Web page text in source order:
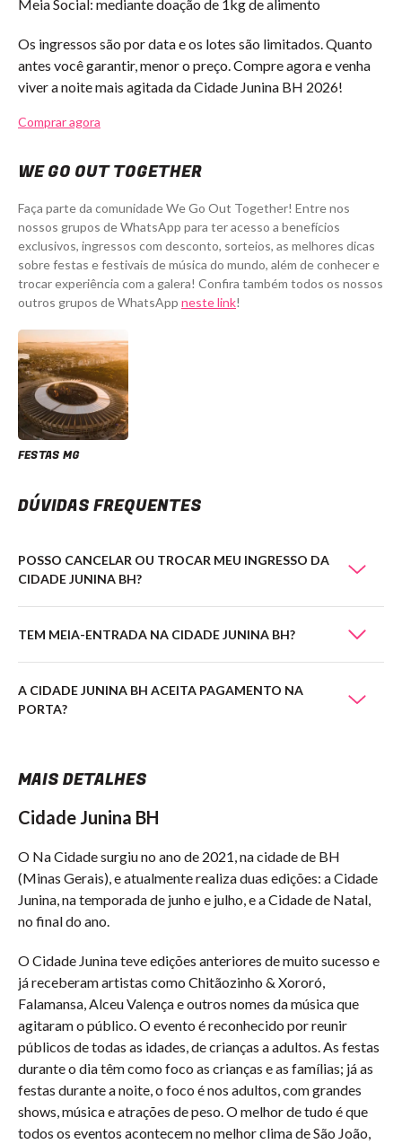
Meia Social: mediante doação de 1kg de alimento
Os ingressos são por data e os lotes são limitados. Quanto
antes você garantir, menor o preço. Compre agora e venha
viver a noite mais agitada da Cidade Junina BH 2026!
Comprar agora
WE GO OUT TOGETHER
Faça parte da comunidade We Go Out Together! Entre nos
nossos grupos de WhatsApp para ter acesso a benefícios
exclusivos, ingressos com desconto, sorteios, as melhores dicas
sobre festas e festivais de música do mundo, além de conhecer e
trocar experiência com a galera! Confira também todos os nossos
outros grupos de WhatsApp neste link!
FESTAS MG
DÚVIDAS FREQUENTES
POSSO CANCELAR OU TROCAR MEU INGRESSO DA
CIDADE JUNINA BH?
TEM MEIA-ENTRADA NA CIDADE JUNINA BH?
A CIDADE JUNINA BH ACEITA PAGAMENTO NA
PORTA?
MAIS DETALHES
Cidade Junina BH
O Na Cidade surgiu no ano de 2021, na cidade de BH
(Minas Gerais), e atualmente realiza duas edições: a Cidade
Junina, na temporada de junho e julho, e a Cidade de Natal,
no final do ano.
O Cidade Junina teve edições anteriores de muito sucesso e
já receberam artistas como Chitãozinho & Xororó,
Falamansa, Alceu Valença e outros nomes da música que
agitaram o público. O evento é reconhecido por reunir
públicos de todas as idades, de crianças a adultos. As festas
durante o dia têm como foco as crianças e as famílias; já as
festas durante a noite, o foco é nos adultos, com grandes
shows, música e atrações de peso. O melhor de tudo é que
todos os eventos acontecem no melhor clima de São João,